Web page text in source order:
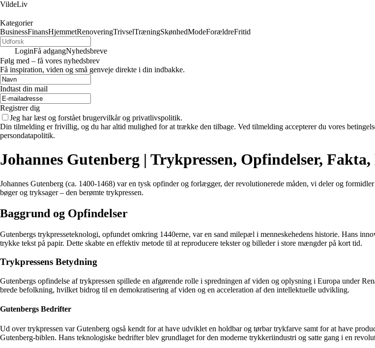
VildeLiv
Kategorier
BusinessFinansHjemmetRenoveringTrivselTræningSkønhedModeForældreFritid
LoginFå adgangNyhedsbreve
Følg med – få vores nyhedsbrev
Få inspiration, viden og små genveje direkte i din indbakke.
Indtast din mail
Registrer dig
Jeg har læst og forstået brugervilkår og privatlivspolitik.
Din tilmelding er frivillig, og du har altid mulighed for at trække den tilbage. Ved tilmelding accepterer du vores
persondatapolitik.
Johannes Gutenberg | Trykpressen, Opfindelser,
Johannes Gutenberg (ca. 1400-1468) var en tysk opfinder og forlægger, der revolutionerede måden, vi deler og
bøger og tryksager – den berømte trykpressen.
Baggrund og Opfindelser
Gutenbergs trykpresseteknologi, opfundet omkring 1440erne, var en sand milepæl i menneskehedens historie. Hans
trykke tekst på papir. Dette skabte en effektiv metode til at reproducere tekster og billeder i store mængder på kort tid.
Trykpressens Betydning
Gutenbergs opfindelse af trykpressen spillede en afgørende rolle i spredningen af viden og oplysning i Europa under
brede befolkning, hvilket bidrog til en demokratisering af viden og en acceleration af den intellektuelle udvikling.
Gutenbergs Bedrifter
Ud over trykpressen var Gutenberg også kendt for at have udviklet en holdbar og tørbar trykfarve samt for at have
Gutenberg-biblen. Hans teknologiske bedrifter blev grundlaget for den moderne trykkeriindustri og satte gang i en